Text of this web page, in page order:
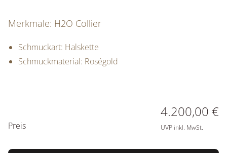
Merkmale: H2O Collier
Schmuckart: Halskette
Schmuckmaterial: Roségold
Preis
4.200,00 €
UVP inkl. MwSt.